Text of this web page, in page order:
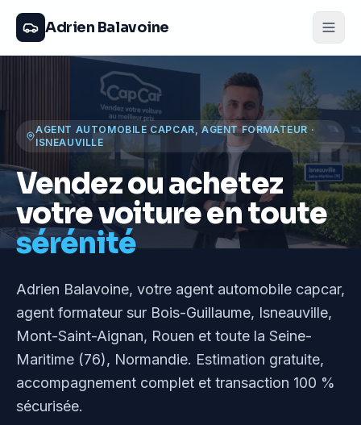
Adrien Balavoine
AGENT AUTOMOBILE CAPCAR, AGENT FORMATEUR ·
ISNEAUVILLE
Vendez ou achetez
votre voiture en toute
sérénité
Adrien Balavoine, votre agent automobile capcar,
agent formateur sur Bois-Guillaume, Isneauville,
Mont-Saint-Aignan, Rouen et toute la Seine-
Maritime (76), Normandie. Estimation gratuite,
accompagnement complet et transaction 100 %
sécurisée.